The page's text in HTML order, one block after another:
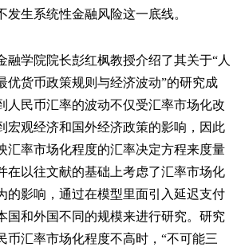
发生系统性金融风险这一底线。
融学院院长彭红枫教授介绍了其关于“人
优货币政策规则与经济波动”的研究成
人民币汇率的波动不仅受汇率市场化改
宏观经济和国外经济政策的影响，因此
汇率市场化程度的汇率决定方程来度量
在以往文献的基础上考虑了汇率市场化
的影响，通过在模型里面引入延迟支付
国和外国不同的规模来进行研究。研究
币汇率市场化程度不高时，“不可能三